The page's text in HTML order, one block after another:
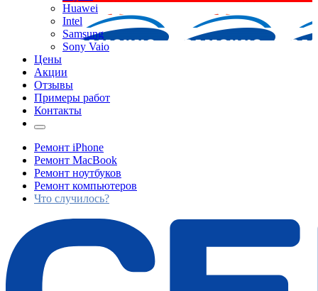
Huawei
Intel
Samsung
Sony Vaio
Цены
Акции
Отзывы
Примеры работ
Контакты
Ремонт iPhone
Ремонт MacBook
Ремонт ноутбуков
Ремонт компьютеров
Что случилось?